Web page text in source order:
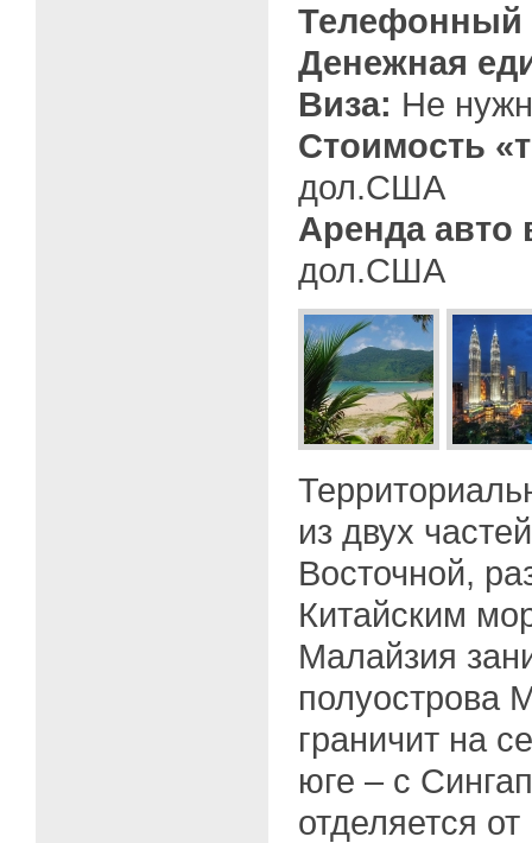
Телефонный
Денежная
Виза: Не
Стоимость
дол.США
Аренда авто
дол.США
из двух
Восточной,
Китайским
Малайзия
полуострова
граничит на
юге – с
отделяется